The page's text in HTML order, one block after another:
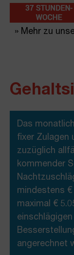
» Mehr zu
Das
fixer Zulagen
zuzüglich
kommender
mindestens €
maximal €
angerechnet